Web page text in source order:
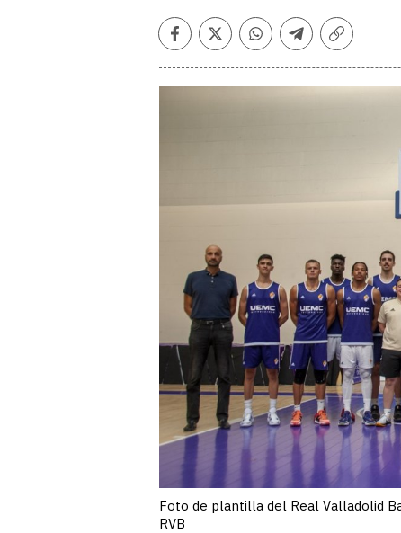
Facebook
TwitterWhatsapp
Telegram
Copiar
Foto de plantilla del Real Valladolid
RVB